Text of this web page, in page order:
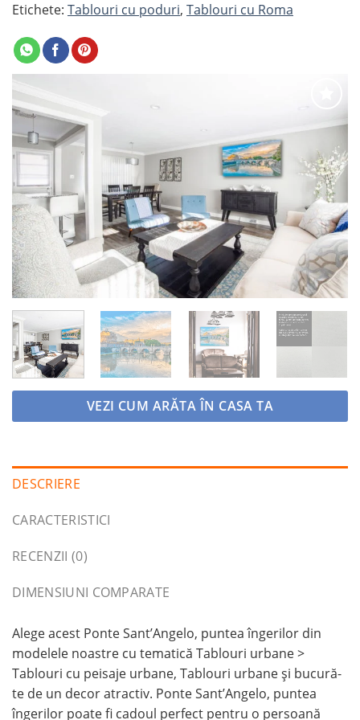
Adaugă
la
favorite
VEZI CUM ARĂTA ÎN CASA TA
Etichete: Tablouri cu poduri, Tablouri cu Roma
DESCRIERE
CARACTERISTICI
RECENZII (0)
DIMENSIUNI COMPARATE
Alege acest Ponte Sant’Angelo, puntea îngerilor din
modelele noastre cu tematică Tablouri urbane >
Tablouri cu peisaje urbane, Tablouri urbane și bucură-
te de un decor atractiv. Ponte Sant’Angelo, puntea
îngerilor poate fi cadoul perfect pentru o persoană